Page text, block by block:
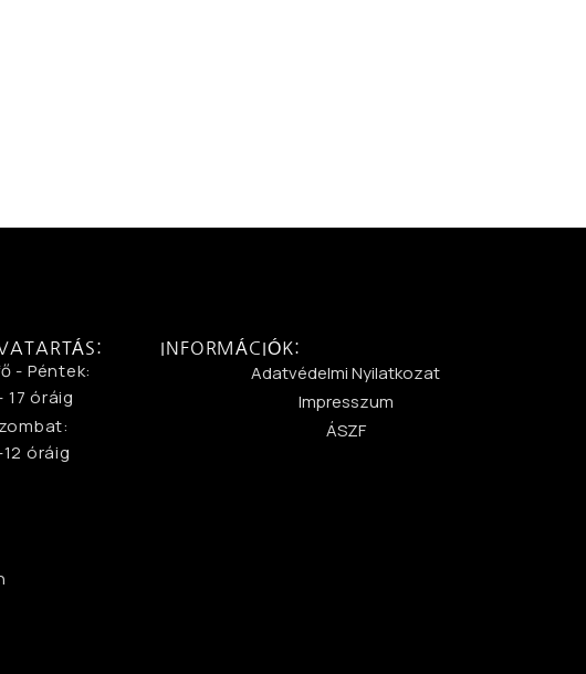
- Péntek:
17 óráig
óráig
INFORMÁCIÓK:
Adatvédelmi Nyilatkozat
Impresszum
ÁSZF